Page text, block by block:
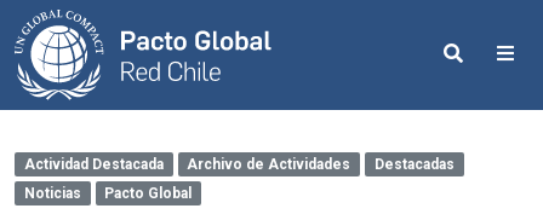
Search
Actividad Destacada Archivo de Actividades
Destacadas
Noticias
Pacto Global